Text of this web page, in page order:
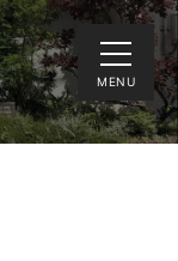
MENU